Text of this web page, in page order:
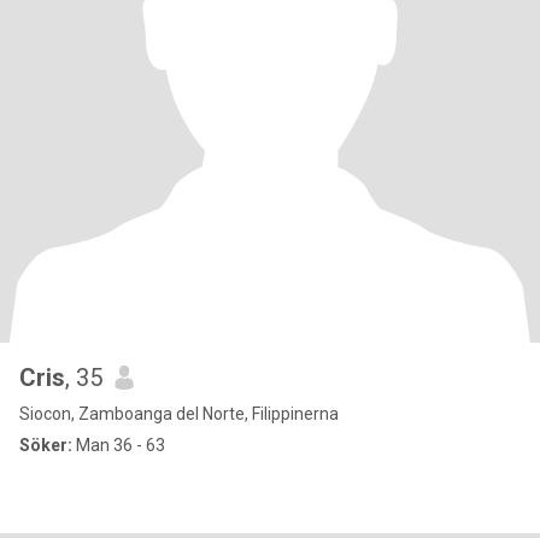
Cris, 35
Siocon, Zamboanga del Norte, Filippinerna
Söker: Man 36 - 63